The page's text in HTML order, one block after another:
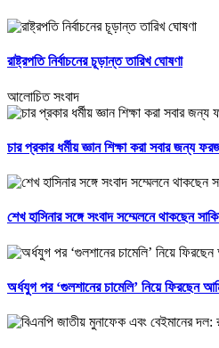
রাষ্ট্রপতি নির্বাচনের চূড়ান্ত তারিখ ঘোষণা
আলোচিত সংবাদ
চার প্রকার ধর্মীয় জ্ঞান শিক্ষা করা সবার জন্য
শেখ হাসিনার সঙ্গে সংবাদ সম্মেলনে থাকছেন
অর্ধযুগ পর ‘গুলশানের চামেলি’ নিয়ে ফিরছেন